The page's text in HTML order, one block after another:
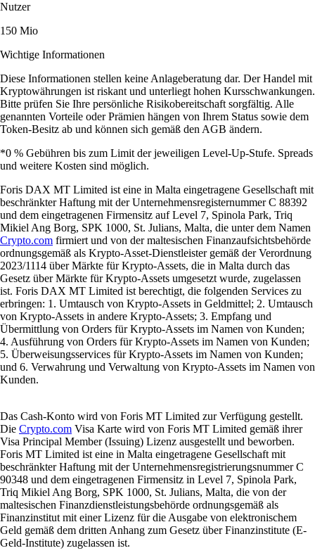
Nutzer
150 Mio
Wichtige Informationen
Diese Informationen stellen keine Anlageberatung dar. Der Handel mit
Kryptowährungen ist riskant und unterliegt hohen Kursschwankungen.
Bitte prüfen Sie Ihre persönliche Risikobereitschaft sorgfältig. Alle
genannten Vorteile oder Prämien hängen von Ihrem Status sowie dem
Token-Besitz ab und können sich gemäß den AGB ändern.
*0 % Gebühren bis zum Limit der jeweiligen Level-Up-Stufe. Spreads
und weitere Kosten sind möglich.
Foris DAX MT Limited ist eine in Malta eingetragene Gesellschaft mit
beschränkter Haftung mit der Unternehmensregisternummer C 88392
und dem eingetragenen Firmensitz auf Level 7, Spinola Park, Triq
Mikiel Ang Borg, SPK 1000, St. Julians, Malta, die unter dem Namen
Crypto.com firmiert und von der maltesischen Finanzaufsichtsbehörde
ordnungsgemäß als Krypto-Asset-Dienstleister gemäß der Verordnung
2023/1114 über Märkte für Krypto-Assets, die in Malta durch das
Gesetz über Märkte für Krypto-Assets umgesetzt wurde, zugelassen
ist. Foris DAX MT Limited ist berechtigt, die folgenden Services zu
erbringen: 1. Umtausch von Krypto-Assets in Geldmittel; 2. Umtausch
von Krypto-Assets in andere Krypto-Assets; 3. Empfang und
Übermittlung von Orders für Krypto-Assets im Namen von Kunden;
4. Ausführung von Orders für Krypto-Assets im Namen von Kunden;
5. Überweisungsservices für Krypto-Assets im Namen von Kunden;
und 6. Verwahrung und Verwaltung von Krypto-Assets im Namen von
Kunden.
Das Cash-Konto wird von Foris MT Limited zur Verfügung gestellt.
Die Crypto.com Visa Karte wird von Foris MT Limited gemäß ihrer
Visa Principal Member (Issuing) Lizenz ausgestellt und beworben.
Foris MT Limited ist eine in Malta eingetragene Gesellschaft mit
beschränkter Haftung mit der Unternehmensregistrierungsnummer C
90348 und dem eingetragenen Firmensitz in Level 7, Spinola Park,
Triq Mikiel Ang Borg, SPK 1000, St. Julians, Malta, die von der
maltesischen Finanzdienstleistungsbehörde ordnungsgemäß als
Finanzinstitut mit einer Lizenz für die Ausgabe von elektronischem
Geld gemäß dem dritten Anhang zum Gesetz über Finanzinstitute (E-
Geld-Institute) zugelassen ist.